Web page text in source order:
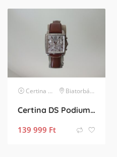
Certina karóraBiatorbágy
Certina DS Podium Square C001.517.16.037.01 férfi karóra
139 999 Ft